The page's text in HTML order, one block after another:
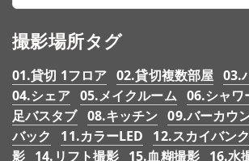
撮影場所タグ
01.貸切 1フロア 02.貸切複数部屋 03.
04.シェア 05.メイクルーム 06.シャワ
足バスタブ 08.キッチン 09.バーカウ
バック
11.カラーLED 12.スカイバンク
影 14.リフト撮影 15.血糊撮影 16.水